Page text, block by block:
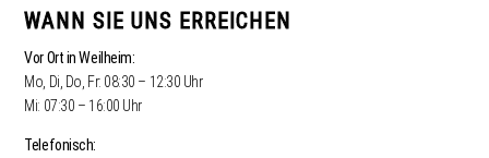
WANN SIE UNS ERREICHEN
Vor Ort in Weilheim:
Mo, Di, Do, Fr: 08:30 – 12:30 Uhr
Mi: 07:30 – 16:00 Uhr
Telefonisch: